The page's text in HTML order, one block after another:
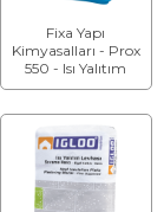
Fixa Yapı
Kimyasalları - Prox
550 - Isı Yalıtım
Levhası Sıvama